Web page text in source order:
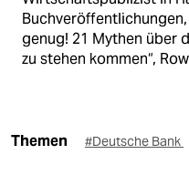
genug! 21 Mythen über
zu stehen kommen“,
Themen #Deutsche Bank